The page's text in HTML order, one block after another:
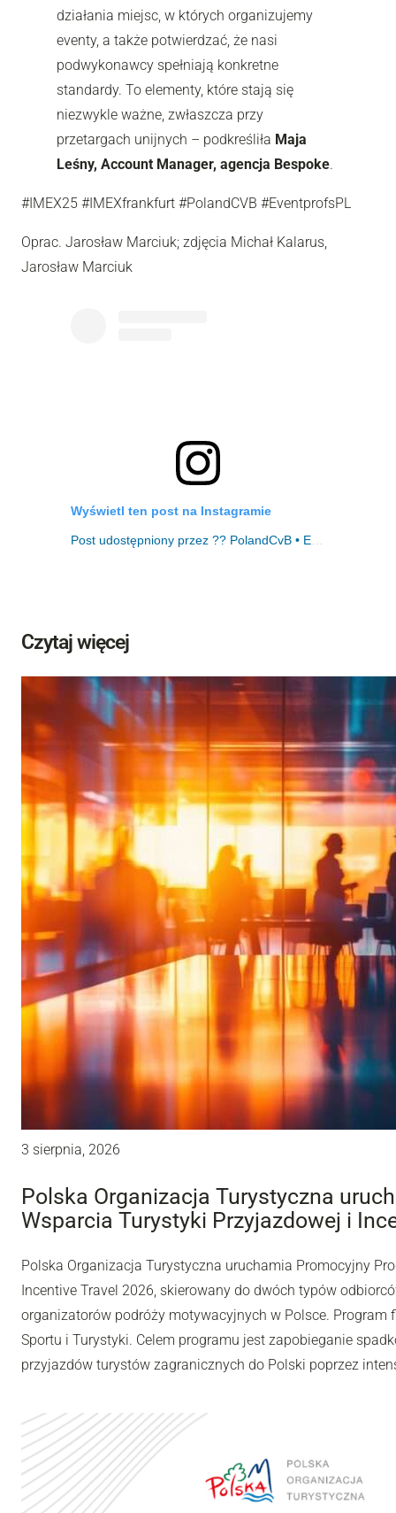
działania miejsc, w których organizujemy
eventy, a także potwierdzać, że nasi
podwykonawcy spełniają konkretne
standardy. To elementy, które stają się
niezwykle ważne, zwłaszcza przy
przetargach unijnych – podkreśliła Maja
Leśny, Account Manager, agencja Bespoke.
#IMEX25 #IMEXfrankfurt #PolandCVB #EventprofsPL
Oprac. Jarosław Marciuk; zdjęcia Michał Kalarus,
Jarosław Marciuk
Wyświetl ten post na Instagramie
Czytaj więcej
3 sierpnia, 2026
Polska Organizacja Turystyczna
Wsparcia Turystyki Przyjazdowej i
Polska Organizacja Turystyczna uruchamia Promocyjny
Incentive Travel 2026, skierowany do dwóch typów
organizatorów podróży motywacyjnych w Polsce.
Sportu i Turystyki. Celem programu jest zapobieganie
przyjazdów turystów zagranicznych do Polski poprzez